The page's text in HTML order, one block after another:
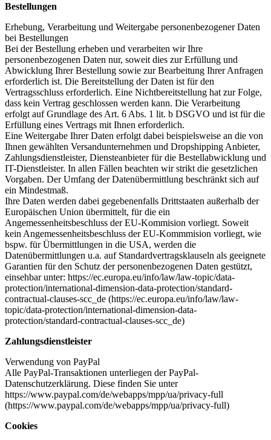
Bestellungen
Erhebung, Verarbeitung und Weitergabe personenbezogener Daten
bei Bestellungen
Bei der Bestellung erheben und verarbeiten wir Ihre
personenbezogenen Daten nur, soweit dies zur Erfüllung und
Abwicklung Ihrer Bestellung sowie zur Bearbeitung Ihrer Anfragen
erforderlich ist. Die Bereitstellung der Daten ist für den
Vertragsschluss erforderlich. Eine Nichtbereitstellung hat zur Folge,
dass kein Vertrag geschlossen werden kann. Die Verarbeitung
erfolgt auf Grundlage des Art. 6 Abs. 1 lit. b DSGVO und ist für die
Erfüllung eines Vertrags mit Ihnen erforderlich.
Eine Weitergabe Ihrer Daten erfolgt dabei beispielsweise an die von
Ihnen gewählten Versandunternehmen und Dropshipping Anbieter,
Zahlungsdienstleister, Diensteanbieter für die Bestellabwicklung und
IT-Dienstleister. In allen Fällen beachten wir strikt die gesetzlichen
Vorgaben. Der Umfang der Datenübermittlung beschränkt sich auf
ein Mindestmaß.
Ihre Daten werden dabei gegebenenfalls Drittstaaten außerhalb der
Europäischen Union übermittelt, für die ein
Angemessenheitsbeschluss der EU-Kommision vorliegt. Soweit
kein Angemessenheitsbeschluss der EU-Kommmision vorliegt, wie
bspw. für Übermittlungen in die USA, werden die
Datenübermittlungen u.a. auf Standardvertragsklauseln als geeignete
Garantien für den Schutz der personenbezogenen Daten gestützt,
einsehbar unter: https://ec.europa.eu/info/law/law-topic/data-
protection/international-dimension-data-protection/standard-
contractual-clauses-scc_de (https://ec.europa.eu/info/law/law-
topic/data-protection/international-dimension-data-
protection/standard-contractual-clauses-scc_de)
Zahlungsdienstleister
Verwendung von PayPal
Alle PayPal-Transaktionen unterliegen der PayPal-
Datenschutzerklärung. Diese finden Sie unter
https://www.paypal.com/de/webapps/mpp/ua/privacy-full
(https://www.paypal.com/de/webapps/mpp/ua/privacy-full)
Cookies